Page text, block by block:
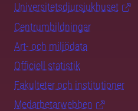
Universitetsdjursjukhuset
Centrumbildningar
Art- och miljödata
Officiell statistik
Fakulteter och institutioner
Medarbetarwebben